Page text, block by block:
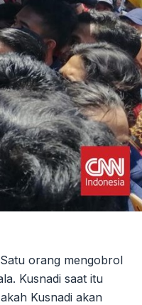
orang mengobrol
Kusnadi saat itu
Kusnadi akan